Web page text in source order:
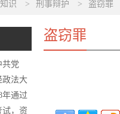
识 > 刑事辩护 > 盗窃罪
共党
政法大
年通过
试，资
盗窃罪